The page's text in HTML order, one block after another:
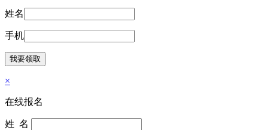
姓名
手机
×
在线报名
姓 名